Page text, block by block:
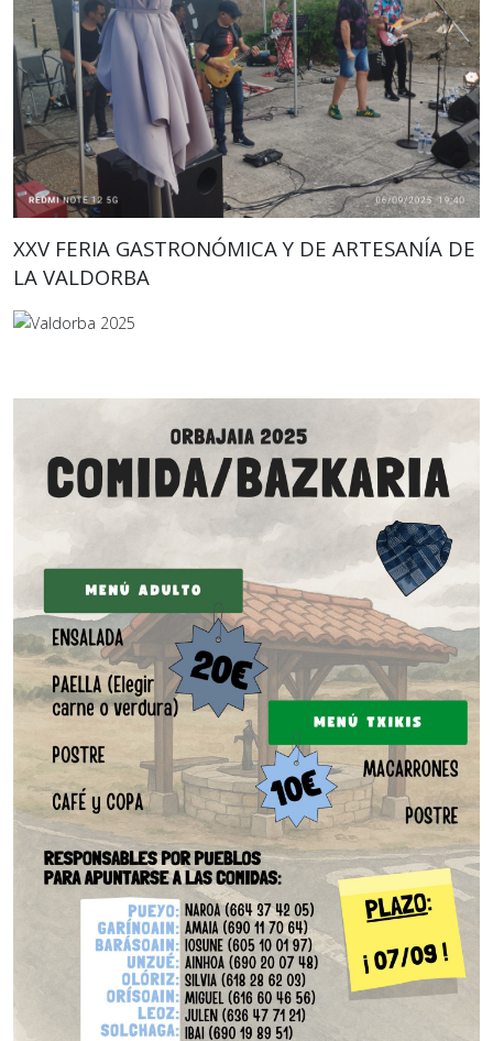
XXV FERIA GASTRONÓMICA Y DE ARTESANÍA DE
LA VALDORBA